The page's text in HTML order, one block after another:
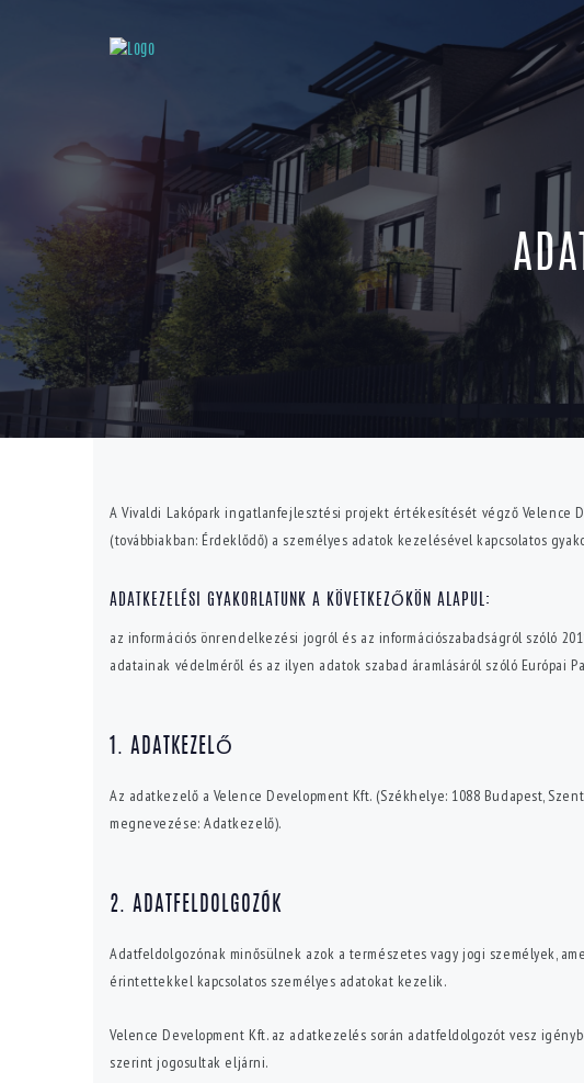
A Vivaldi Lakópark ingatlanfejlesztési projekt értékesítését végző
(továbbiakban: Érdeklődő) a személyes adatok kezelésével kapcsolatos
ADATKEZELÉSI GYAKORLATUNK A KÖVETKEZŐKÖN ALAPUL:
az információs önrendelkezési jogról és az információszabadságról szóló
adatainak védelméről és az ilyen adatok szabad áramlásáról szóló Európai
1. ADATKEZELŐ
Az adatkezelő a Velence Development Kft. (Székhelye: 1088 Budapest,
megnevezése: Adatkezelő).
2. ADATFELDOLGOZÓK
Adatfeldolgozónak minősülnek azok a természetes vagy jogi személyek,
érintettekkel kapcsolatos személyes adatokat kezelik.
Velence Development Kft. az adatkezelés során adatfeldolgozót vesz
szerint jogosultak eljárni.